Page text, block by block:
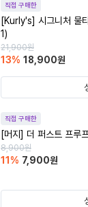
직접 구매한
[Kurly's] 시그니처 물
1)
21,900원
13% 18,900원
직접 구매한
[머지] 더 퍼스트 프루
8,900원
11 % 7,900원